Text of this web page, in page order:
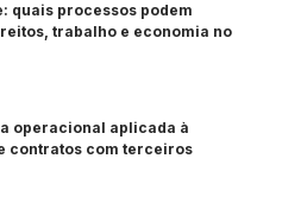
quais processos podem
trabalho e economia no
operacional aplicada à
contratos com terceiros